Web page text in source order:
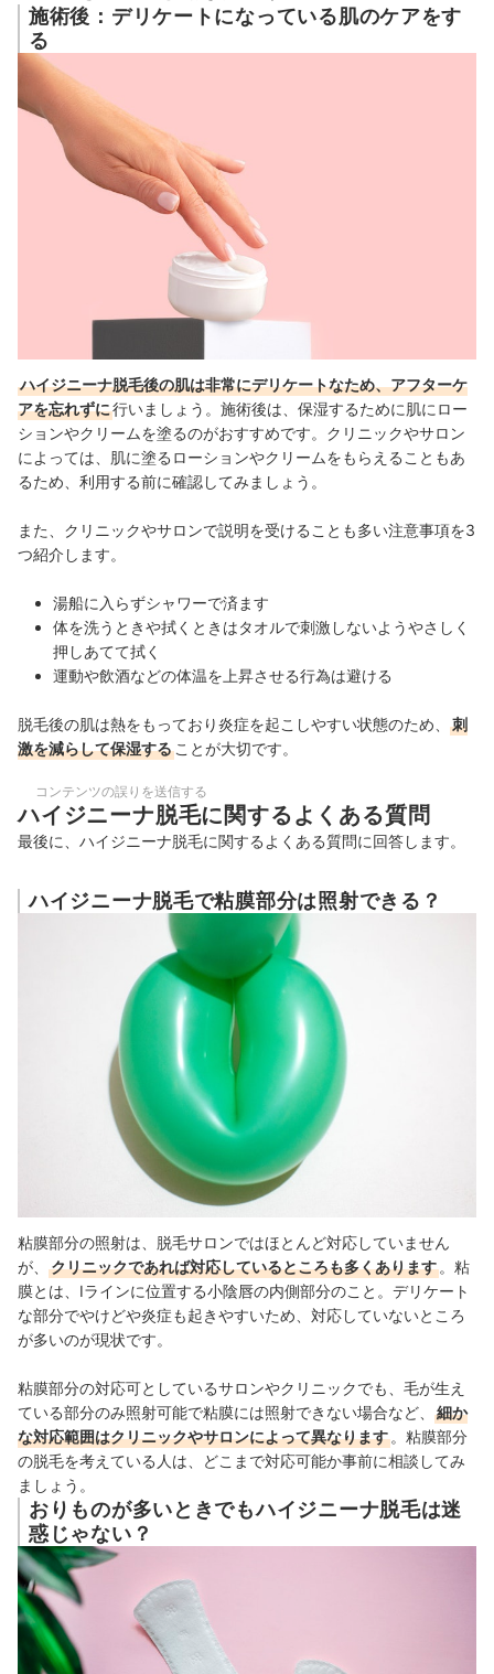
施術後：デリケートになっている肌のケアをす
る
ハイジニーナ脱毛後の肌は非常にデリケートなため、アフターケ
アを忘れずに行いましょう。施術後は、保湿するために肌にロー
ションやクリームを塗るのがおすすめです。クリニックやサロン
によっては、肌に塗るローションやクリームをもらえることもあ
るため、利用する前に確認してみましょう。
また、クリニックやサロンで説明を受けることも多い注意事項を3
つ紹介します。
湯船に入らずシャワーで済ます
体を洗うときや拭くときはタオルで刺激しないようやさしく
押しあてて拭く
運動や飲酒などの体温を上昇させる行為は避ける
脱毛後の肌は熱をもっており炎症を起こしやすい状態のため、
刺
激を減らして保湿する ことが大切です。
コンテンツの誤りを送信する
ハイジニーナ脱毛に関するよくある質問
最後に、ハイジニーナ脱毛に関するよくある質問に回答します。
ハイジニーナ脱毛で粘膜部分は照射できる？
粘膜部分の照射は、脱毛サロンではほとんど対応していません
が、
クリニックであれば対応しているところも多くあります 。 粘
膜とは、Iラインに位置する小陰唇の内側部分のこと。デリケート
な部分でやけどや炎症も起きやすいため、対応していないところ
が多いのが現状です。
粘膜部分の対応可としているサロンやクリニックでも、毛が生え
ている部分のみ照射可能で粘膜には照射できない場合など、
細か
な対応範囲はクリニックやサロンによって異なります 。粘膜部分
の脱毛を考えている人は、どこまで対応可能か事前に相談してみ
ましょう。
おりものが多いときでもハイジニーナ脱毛は迷
惑じゃない？